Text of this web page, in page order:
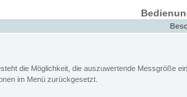
die Möglichkeit, die auszuwertende Messgröße
im Menü zurückgesetzt.